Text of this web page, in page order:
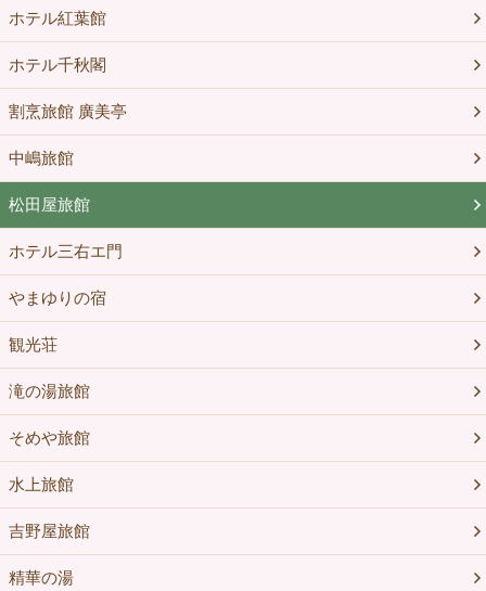
ホテル紅葉館
ホテル千秋閣
割烹旅館 廣美亭
中嶋旅館
松田屋旅館
ホテル三右エ門
やまゆりの宿
観光荘
滝の湯旅館
そめや旅館
水上旅館
吉野屋旅館
精華の湯